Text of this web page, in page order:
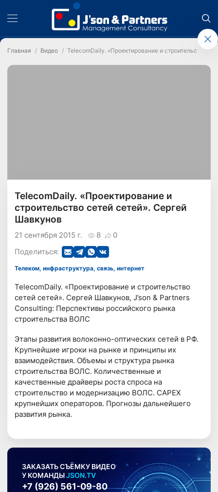
Главная Видео TelecomDaily. «Проектирование и строительство
TelecomDaily. «Проектирование и
строительство сетей сетей». Сергей
Шавкунов
8 0
21 сентября 2015 г.
Поделиться:
Телеком, инфраструктура, связь, интернет
TelecomDaily. «Проектирование и строительство
сетей сетей». Сергей Шавкунов, J’son & Partners
Consulting: Перспективы российского рынка
строительства ВОЛС
Этапы развития волоконно-оптических сетей в РФ.
Крупнейшие игроки на рынке и принципы их
взаимодействия. Объемы и структура рынка
строительства ВОЛС. Количественные и
качественные драйверы роста спроса на
строительство и модернизацию ВОЛС. CAPEX
крупнейших операторов. Прогнозы дальнейшего
развития рынка.
ЗАКАЗАТЬ СЪЁМКУ ВИДЕО
У КОМАНДЫJSON.TV
+7 (926) 561-09-80